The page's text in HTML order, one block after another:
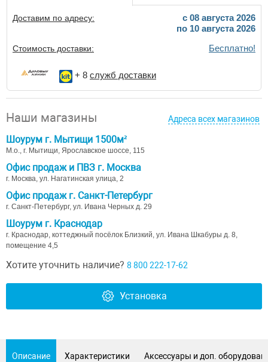
Доставим по адресу:
c 08 августа 2026
по 10 августа 2026
Стоимость доставки: Бесплатно!
+ 8 служб доставки
Наши магазины Адреса всех магазинов
Шоурум г. Мытищи 1500м²
М.о., г. Мытищи, Ярославское шоссе, 115
Офис продаж и ПВЗ г. Москва
г. Москва, ул. Нагатинская улица, 2
Офис продаж г. Санкт-Петербург
г. Санкт-Петербург, ул. Ивана Черных д. 29
Шоурум г. Краснодар
г. Краснодар, коттеджный посёлок Близкий, ул. Ивана Шкабуры д. 8,
помещение 4,5
Хотите уточнить наличие? 8 800 222-17-62
Установка
Описание Характеристики Аксессуары и доп.